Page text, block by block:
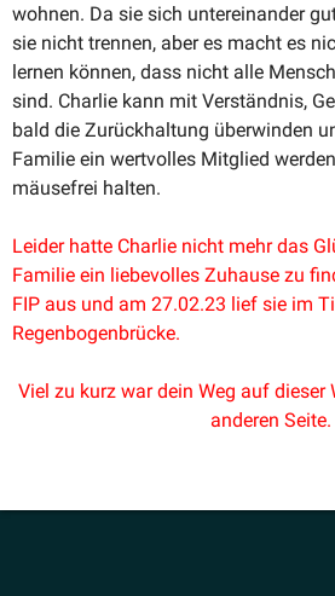
wohnen. Da sie sich unter­ein­ander
sie nicht trennen, aber es macht es
lernen können, dass nicht alle
sind. Charlie kann mit Verständnis,
bald die Zurück­haltung überwinden
Familie ein wertvolles Mitglied
mäusefrei halten.
Leider hatte Charlie nicht mehr das
Familie ein liebe­volles Zuhause zu
FIP aus und am 27.02.23 lief sie im
Regenbogenbrücke.
Viel zu kurz war dein Weg auf dieser
anderen Seite.